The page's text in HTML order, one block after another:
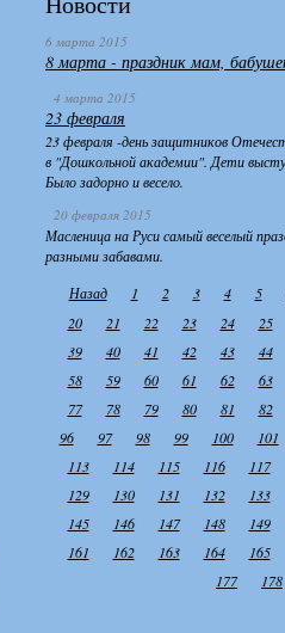
6 марта 2015
8 марта - праздник мам,
4 марта 2015
23 февраля
23 февраля -день защитников
в "Дошкольной академии". Дети
Было задорно и весело.
20 февраля 2015
Масленица на Руси самый веселый
разными забавами.
Назад
1 2 3 4 5
20
21 22 23 24 25
39
40 41 42 43 44
58
59 60 61 62 63
77
78 79 80 81 82
96
97 98 99 100 101
113
114 115 116 117
129
130 131 132 133
145
146 147 148 149
161
162 163 164 165
177
178